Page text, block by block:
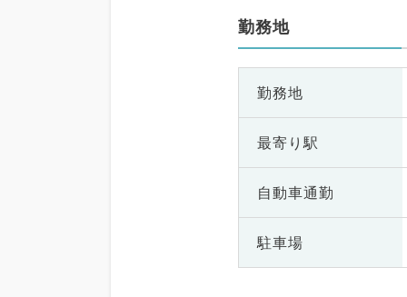
勤務地
勤務地
最寄り駅
自動車通勤
駐車場